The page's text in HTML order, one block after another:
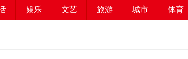
娱乐 文艺 旅游 城市 体育